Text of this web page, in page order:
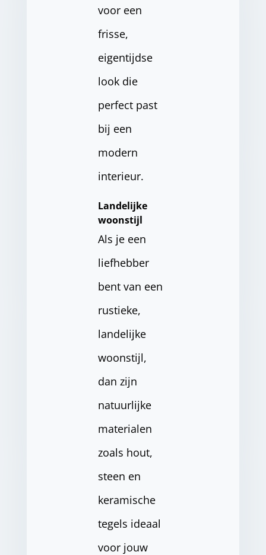
voor een
frisse,
eigentijdse
look die
perfect past
bij een
modern
interieur.
Landelijke
woonstijl
Als je een
liefhebber
bent van een
rustieke,
landelijke
woonstijl,
dan zijn
natuurlijke
materialen
zoals hout,
steen en
keramische
tegels ideaal
voor jouw